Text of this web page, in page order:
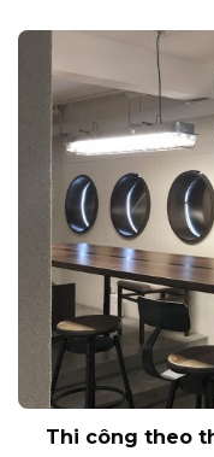
Thi công theo